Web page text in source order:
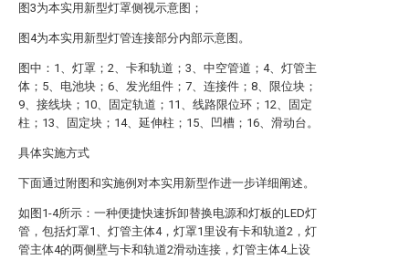
图3为本实用新型灯罩侧视示意图；
图4为本实用新型灯管连接部分内部示意图。
图中：1、灯罩；2、卡和轨道；3、中空管道；4、灯管主
体；5、电池块；6、发光组件；7、连接件；8、限位块；
9、接线块；10、固定轨道；11、线路限位环；12、固定
柱；13、固定块；14、延伸柱；15、凹槽；16、滑动台。
具体实施方式
下面通过附图和实施例对本实用新型作进一步详细阐述。
如图1-4所示：一种便捷快速拆卸替换电源和灯板的LED灯
管，包括灯罩1、灯管主体4，灯罩1里设有卡和轨道2，灯
管主体4的两侧壁与卡和轨道2滑动连接，灯管主体4上设